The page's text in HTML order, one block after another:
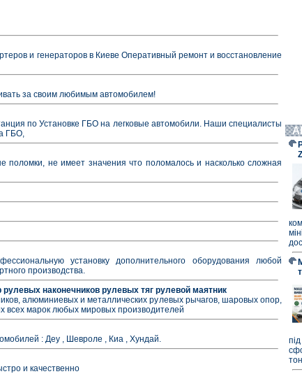
и генераторов в Киеве Оперативный ремонт и восстановление
за своим любимым автомобилем!
по Установке ГБО на легковые автомобили. Наши специалисты
ГБО,
не имеет значения что поломалось и насколько сложная
установку дополнительного оборудования любой
производства.
наконечников рулевых тяг рулевой маятник
алюминиевых и металлических рулевых рычагов, шаровых опор,
всех марок любых мировых производителей
: Деу , Шевроле , Киа , Хундай.
и качественно